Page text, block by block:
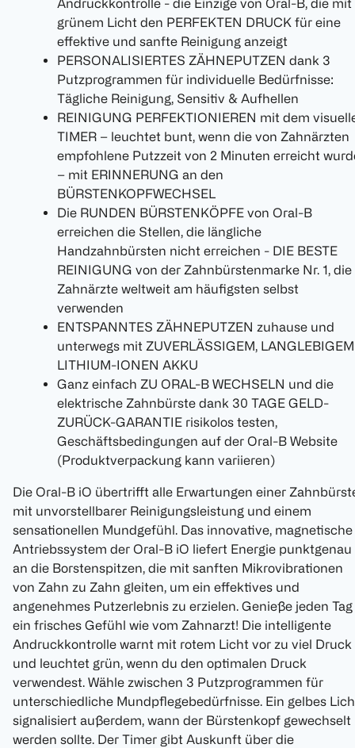
Andruckkontrolle - die Einzige von Oral-B, die mit
grünem Licht den PERFEKTEN DRUCK für eine
effektive und sanfte Reinigung anzeigt
PERSONALISIERTES ZÄHNEPUTZEN dank 3
Putzprogrammen für individuelle Bedürfnisse:
Tägliche Reinigung, Sensitiv & Aufhellen
REINIGUNG PERFEKTIONIEREN mit dem
TIMER – leuchtet bunt, wenn die von Zahnärzten
empfohlene Putzzeit von 2 Minuten erreicht
– mit ERINNERUNG an den
BÜRSTENKOPFWECHSEL
Die RUNDEN BÜRSTENKÖPFE von Oral-B
erreichen die Stellen, die längliche
Handzahnbürsten nicht erreichen - DIE BESTE
REINIGUNG von der Zahnbürstenmarke Nr. 1, die
Zahnärzte weltweit am häufigsten selbst
verwenden
ENTSPANNTES ZÄHNEPUTZEN zuhause und
unterwegs mit ZUVERLÄSSIGEM, LANGLEBIGEM
LITHIUM-IONEN AKKU
Ganz einfach ZU ORAL-B WECHSELN und die
elektrische Zahnbürste dank 30 TAGE GELD-
ZURÜCK-GARANTIE risikolos testen,
Geschäftsbedingungen auf der Oral-B Website
(Produktverpackung kann variieren)
Die Oral-B iO übertrifft alle Erwartungen einer
mit unvorstellbarer Reinigungsleistung und einem
sensationellen Mundgefühl. Das innovative, magnetische
Antriebssystem der Oral-B iO liefert Energie punktgenau
an die Borstenspitzen, die mit sanften Mikrovibrationen
von Zahn zu Zahn gleiten, um ein effektives und
angenehmes Putzerlebnis zu erzielen. Genieße jeden Tag
ein frisches Gefühl wie vom Zahnarzt! Die intelligente
Andruckkontrolle warnt mit rotem Licht vor zu viel Druck
und leuchtet grün, wenn du den optimalen Druck
verwendest. Wähle zwischen 3 Putzprogrammen für
unterschiedliche Mundpflegebedürfnisse. Ein gelbes
signalisiert außerdem, wann der Bürstenkopf gewechselt
werden sollte. Der Timer gibt Auskunft über die